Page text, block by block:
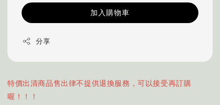
加入購物車
分享
特價出清商品售出律不提供退換服務，可以接受再訂購
喔！！！